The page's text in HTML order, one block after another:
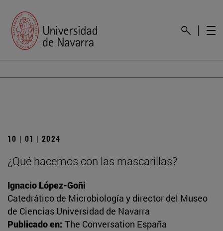
10 | 01 | 2024
¿Qué hacemos con las mascarillas?
Ignacio López-Goñi
Catedrático de Microbiología y director del Museo
de Ciencias Universidad de Navarra
Publicado en: The Conversation España